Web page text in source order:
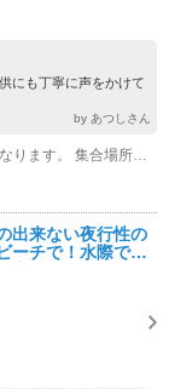
にも丁寧に声をかけて
by あつしさん
駐車場
出来ない夜行性の
ーチで！水際で！
察しに行こう！